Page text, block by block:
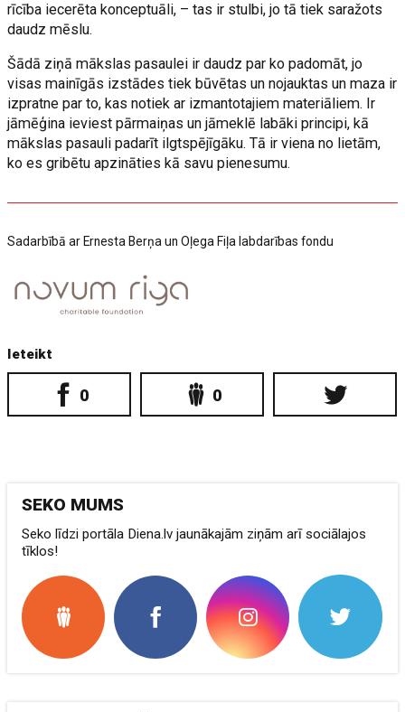
rīcība iecerēta konceptuāli, – tas ir stulbi, jo tā tiek saražots
daudz mēslu.
Šādā ziņā mākslas pasaulei ir daudz par ko padomāt, jo
visas mainīgās izstādes tiek būvētas un nojauktas un maza ir
izpratne par to, kas notiek ar izmantotajiem materiāliem. Ir
jāmēģina ieviest pārmaiņas un jāmeklē labāki principi, kā
mākslas pasauli padarīt ilgtspējīgāku. Tā ir viena no lietām,
ko es gribētu apzināties kā savu pienesumu.
Sadarbībā ar Ernesta Berņa un Oļega Fiļa labdarības fondu
Ieteikt
0 0
SEKO MUMS
Seko līdzi portāla Diena.lv jaunākajām ziņām arī sociālajos
tīklos!